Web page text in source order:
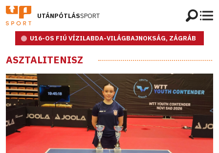
UTÁNPÓTLÁSSPORT
U16-OS FIÚ VÍZILABDA-VILÁGBAJNOKSÁG, ZÁGRÁB
ASZTALITENISZ